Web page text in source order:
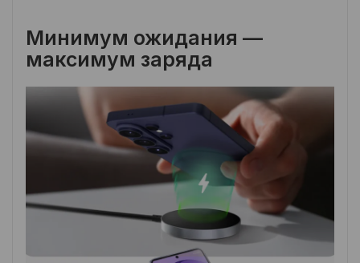
Минимум ожидания —
максимум заряда